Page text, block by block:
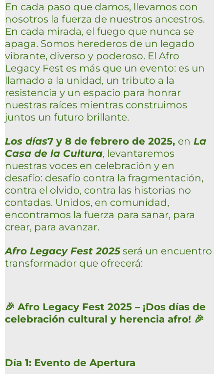
En cada paso que damos, llevamos con
nosotros la fuerza de nuestros ancestros.
En cada mirada, el fuego que nunca se
apaga. Somos herederos de un legado
vibrante, diverso y poderoso. El Afro
Legacy Fest es más que un evento: es un
llamado a la unidad, un tributo a la
resistencia y un espacio para honrar
nuestras raíces mientras construimos
juntos un futuro brillante.
Los días7 y 8 de febrero de 2025, en La
Casa de la Cultura, levantaremos
nuestras voces en celebración y en
desafío: desafío contra la fragmentación,
contra el olvido, contra las historias no
contadas. Unidos, en comunidad,
encontramos la fuerza para sanar, para
crear, para avanzar.
Afro Legacy Fest 2025será un encuentro
transformador que ofrecerá:
🎉 Afro Legacy Fest 2025 – ¡Dos días de
celebración cultural y herencia afro! 🎉
Día 1: Evento de Apertura